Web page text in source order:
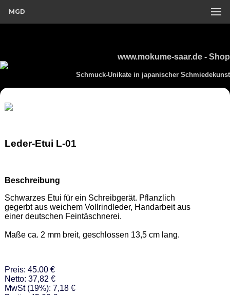
MGD
www.mokume-saar.de - Shop
Schmuck-Unikate in japanischer Schmiedekunst
Leder-Etui L-01
Beschreibung
Schwarzes Etui für ein Schreibgerät. Pflanzlich
gegerbt aus weichem Vollrindleder, Handarbeit aus
einer deutschen Feintäschnerei.
Maße ca. 2 mm breit, geschlossen 13,5 cm lang.
Preis: 45.00 €
Netto: 37,82 €
MwSt (19%): 7,18 €